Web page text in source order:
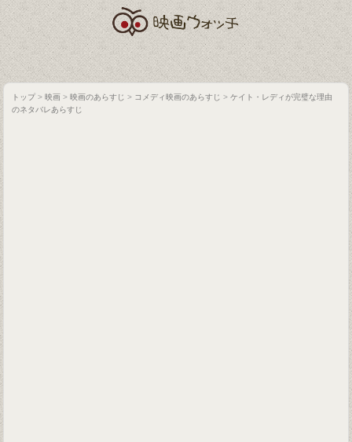
トップ>映画 >映画のあらすじ > コメディ映画のあらすじ >ケイト・レディが完璧な理由
のネタバレあらすじ